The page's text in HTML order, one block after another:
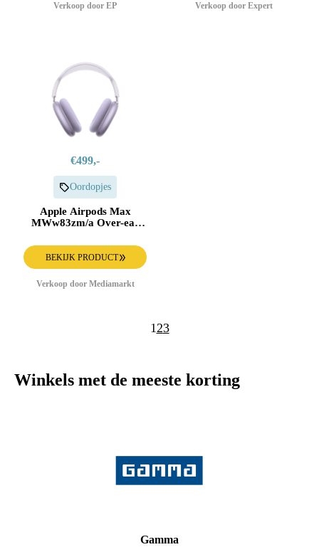
Verkoop door EP Verkoop door Expert
€499,-
Oordopjes
Apple Airpods Max
MWw83zm/a Over-ear
Met Noise-cancelling
Paars
BEKIJK PRODUCT
Verkoop door Mediamarkt
123
Winkels met de meeste korting
Gamma